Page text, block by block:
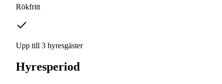
Rökfritt
Upp till 3 hyresgäster
Hyresperiod